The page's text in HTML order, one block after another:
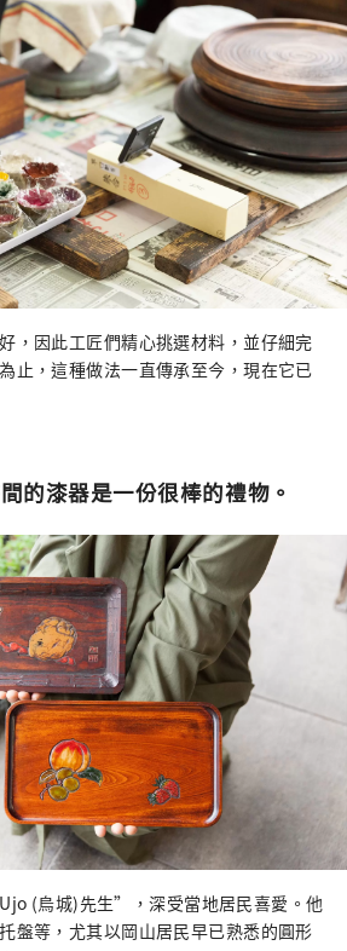
，因此工匠們精心挑選材料，並仔細完
止，這種做法一直傳承至今，現在它已
的漆器是一份很棒的禮物。
(烏城)先生”，深受當地居民喜愛。他
盤等，尤其以岡山居民早已熟悉的圓形